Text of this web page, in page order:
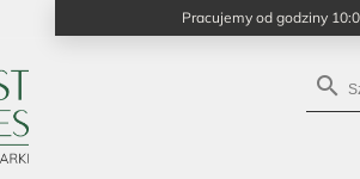
Pracujemy od godziny
